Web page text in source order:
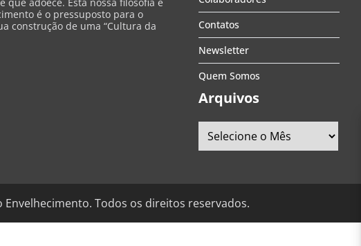
que adoece. Esta nossa filosofia e
é o pressuposto para o
construção de uma “Cultura da
Contatos
Newsletter
Quem Somos
Arquivos
Envelhecimento. Todos os direitos reservados.